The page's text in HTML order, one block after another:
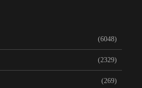
(6048)
(2329)
(269)